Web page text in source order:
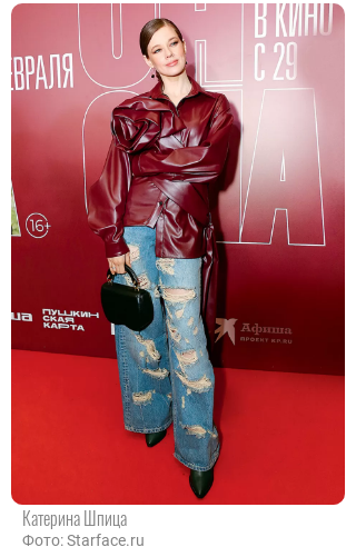
Катерина Шпица
Фото: Starface.ru